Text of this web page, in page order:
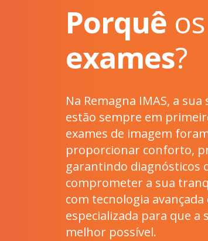
Porquê
exames?
Na Remagna IMAS, a
estão sempre em
exames de imagem
proporcionar conforto,
garantindo diagnósticos
comprometer a sua
com tecnologia
especializada para que a
melhor possível.